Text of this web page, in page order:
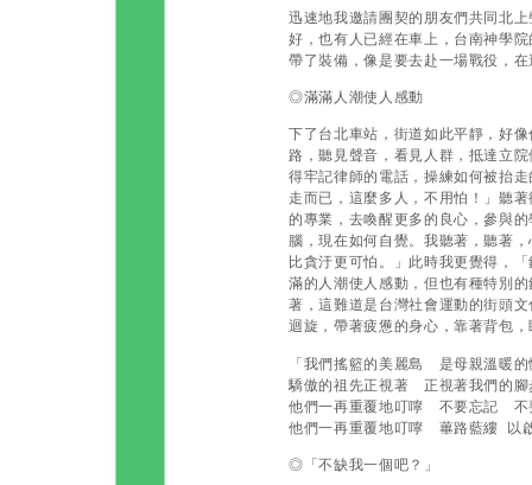
迅速地我邀請團契的朋友們共同北
好，也有人已經在車上，台南神學
帶了裝備，像是要去赴一場戰役，
◎滿滿人潮使人感動
下了台北車站，街道如此平靜，好
路，聽見聲音，看見人群，抵達立
得牢記律師的電話，操練如何被抬
走而已，這麼多人，不用怕！」聽
的專業，去喚醒更多的良心，參與
腦，現在如何自覺。我聽著，聽著
比貪汙更可怕。」此時我更覺得，
滿的人潮使人感動，但也有種特別
著，這難道是台灣社會運動的街頭
迴旋，帶著疲憊的身心，靠著背包
「我們搖籃的美麗島 是母親溫暖的
驕傲的祖先正視著 正視著我們的腳
他們一再重覆地叮嚀 不要忘記 不
他們一再重覆地叮嚀 蓽路藍縷 以
◎「不缺我一個吧？」